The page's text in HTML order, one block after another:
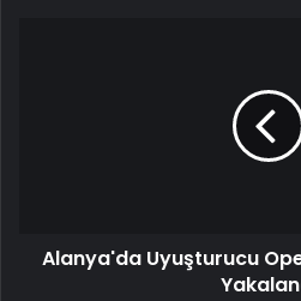
Alanya'da Uyuşturucu